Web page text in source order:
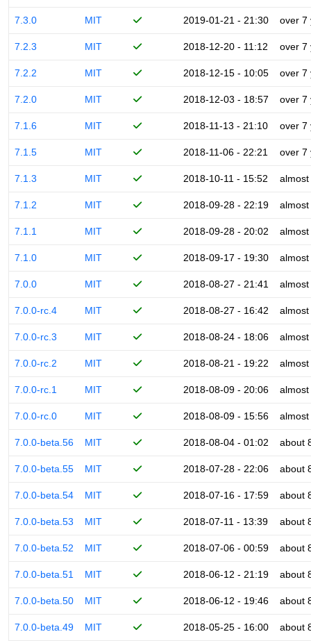
7.3.0 MIT 2019-01-21 - 21:30 over 7
7.2.3 MIT 2018-12-20 - 11:12 over 7
7.2.2 MIT 2018-12-15 - 10:05 over 7
7.2.0 MIT 2018-12-03 - 18:57 over 7
7.1.6 MIT 2018-11-13 - 21:10 over 7
7.1.5 MIT 2018-11-06 - 22:21 over 7
7.1.3 MIT 2018-10-11 - 15:52
7.1.2 MIT 2018-09-28 - 22:19
7.1.1 MIT 2018-09-28 - 20:02
7.1.0 MIT 2018-09-17 - 19:30
7.0.0 MIT 2018-08-27 - 21:41
7.0.0-rc.4 MIT 2018-08-27 - 16:42
7.0.0-rc.3 MIT 2018-08-24 - 18:06
7.0.0-rc.2 MIT 2018-08-21 - 19:22
7.0.0-rc.1 MIT 2018-08-09 - 20:06
7.0.0-rc.0 MIT 2018-08-09 - 15:56
7.0.0-beta.56 MIT 2018-08-04 - 01:02 about
7.0.0-beta.55 MIT 2018-07-28 - 22:06 about
7.0.0-beta.54 MIT 2018-07-16 - 17:59 about
7.0.0-beta.53 MIT 2018-07-11 - 13:39 about
7.0.0-beta.52 MIT 2018-07-06 - 00:59 about
7.0.0-beta.51 MIT 2018-06-12 - 21:19 about
7.0.0-beta.50 MIT 2018-06-12 - 19:46 about
7.0.0-beta.49 MIT 2018-05-25 - 16:00 about